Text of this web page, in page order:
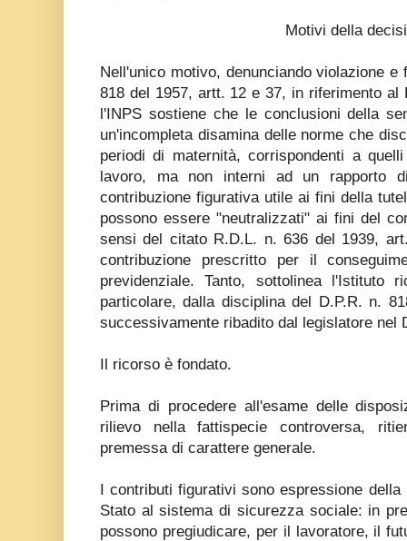
Motivi della
Nell'unico motivo, denunciando violazione
818 del 1957, artt. 12 e 37, in riferimento al
l'INPS sostiene che le conclusioni della
un'incompleta disamina delle norme che
periodi di maternità, corrispondenti a
lavoro, ma non interni ad un rapporto
contribuzione figurativa utile ai fini della
possono essere "neutralizzati" ai fini del
sensi del citato R.D.L. n. 636 del 1939,
contribuzione prescritto per il
previdenziale. Tanto, sottolinea l'Istituto
particolare, dalla disciplina del D.P.R. n.
successivamente ribadito dal legislatore nel
Il ricorso è fondato.
Prima di procedere all'esame delle
rilievo nella fattispecie controversa,
premessa di carattere generale.
I contributi figurativi sono espressione
Stato al sistema di sicurezza sociale: in
possono pregiudicare, per il lavoratore, il